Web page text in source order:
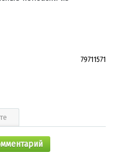
79711571